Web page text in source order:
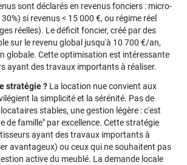
sont déclarés en revenus fonciers : micro-
si revenus < 15 000 €, ou régime réel
réelles). Le déficit foncier, créé par des
sur le revenu global jusqu'à 10 700 €/an,
globale. Cette optimisation est intéressante
ayant des travaux importants à réaliser.
stratégie ? La location nue convient aux
la simplicité et la sérénité. Pas de
stables, une gestion légère : c'est
de famille" par excellence. Cette stratégie
ayant des travaux importants à
avantageux) ou ceux qui ne souhaitent pas
active du meublé. La demande locale